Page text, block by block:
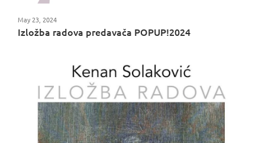
Izložba radova predavača POPUP!2024
May 23, 2024